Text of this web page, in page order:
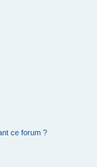
ce forum ?